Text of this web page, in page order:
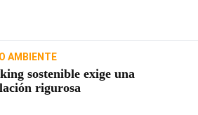
AMBIENTE
sostenible exige una
rigurosa